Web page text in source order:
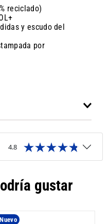
reciclado)
y escudo del
por
4.8
gustar
Nuevo